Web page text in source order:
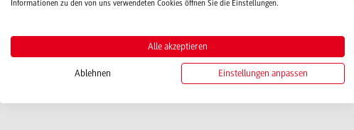
Informationen zu den von uns verwendeten Cookies öffnen Sie die Einstellungen.
Alle akzeptieren
Ablehnen Einstellungen anpassen